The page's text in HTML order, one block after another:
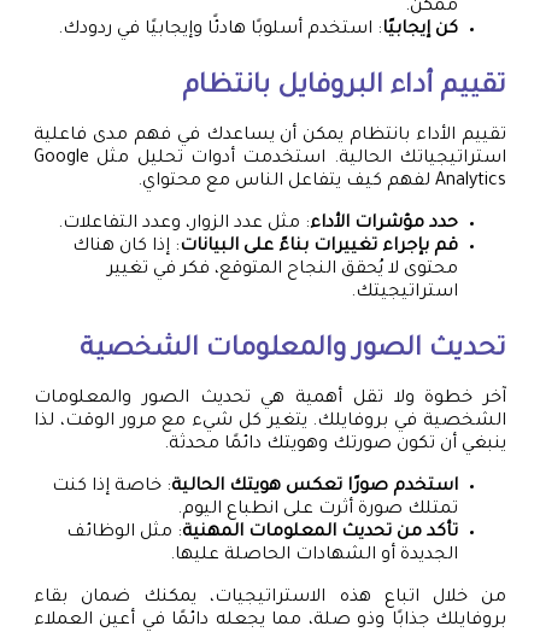
ممكن.
كن إيجابيًا: استخدم أسلوبًا هادئًا وإيجابيًا في ردودك.
تقييم أداء البروفايل بانتظام
تقييم الأداء بانتظام يمكن أن يساعدك في فهم مدى فاعلية
استراتيجياتك الحالية. استخدمت أدوات تحليل مثل Google
Analytics لفهم كيف يتفاعل الناس مع محتواي.
حدد مؤشرات الأداء: مثل عدد الزوار، وعدد التفاعلات.
قم بإجراء تغييرات بناءً على البيانات: إذا كان هناك
محتوى لا يُحقق النجاح المتوقع، فكر في تغيير
استراتيجيتك.
تحديث الصور والمعلومات الشخصية
آخر خطوة ولا تقل أهمية هي تحديث الصور والمعلومات
الشخصية في بروفايلك. يتغير كل شيء مع مرور الوقت، لذا
ينبغي أن تكون صورتك وهويتك دائمًا محدثة.
استخدم صورًا تعكس هويتك الحالية: خاصة إذا كنت
تمتلك صورة أثرت على انطباع اليوم.
تأكد من تحديث المعلومات المهنية: مثل الوظائف
الجديدة أو الشهادات الحاصلة عليها.
من خلال اتباع هذه الاستراتيجيات، يمكنك ضمان بقاء
بروفايلك جذابًا وذو صلة، مما يجعله دائمًا في أعين العملاء